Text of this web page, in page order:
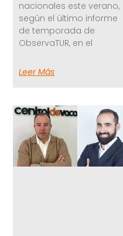
nacionales este verano,
según el último informe
de temporada de
ObservaTUR, en el
Leer Más